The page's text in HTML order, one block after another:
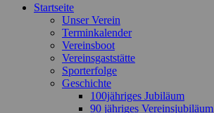
Zum
Startseite
Unser Verein
Terminkalender
Vereinsboot
Vereinsgaststätte
Sporterfolge
Geschichte
100jähriges Jubiläum
90 jähriges Vereinsjubiläum